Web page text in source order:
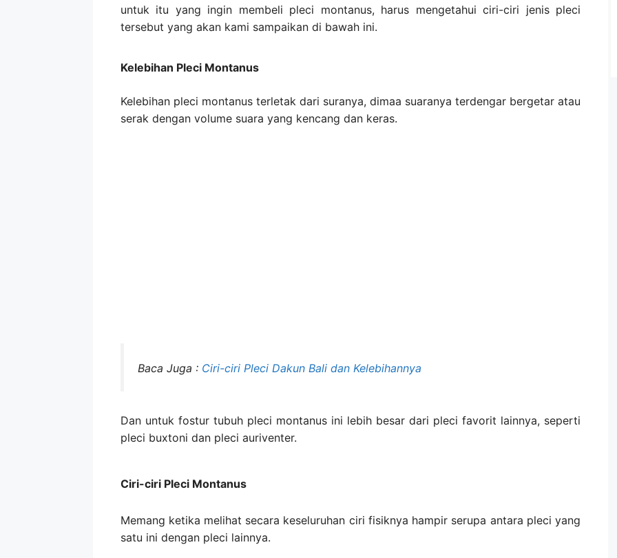
untuk itu yang ingin membeli pleci montanus, harus mengetahui ciri-ciri jenis pleci
tersebut yang akan kami sampaikan di bawah ini.
Kelebihan Pleci Montanus
Kelebihan pleci montanus terletak dari suranya, dimaa suaranya terdengar bergetar atau
serak dengan volume suara yang kencang dan keras.
Baca Juga : Ciri-ciri Pleci Dakun Bali dan Kelebihannya
Dan untuk fostur tubuh pleci montanus ini lebih besar dari pleci favorit lainnya, seperti
pleci buxtoni dan pleci auriventer.
Ciri-ciri Pleci Montanus
Memang ketika melihat secara keseluruhan ciri fisiknya hampir serupa antara pleci yang
satu ini dengan pleci lainnya.